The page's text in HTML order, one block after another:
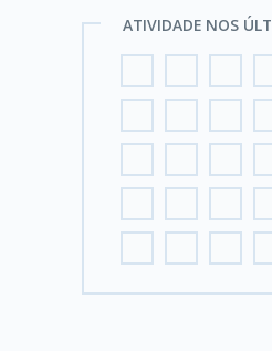
ATIVIDADE NOS